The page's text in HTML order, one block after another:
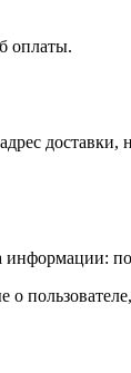
оплаты.
доставки,
информации:
о